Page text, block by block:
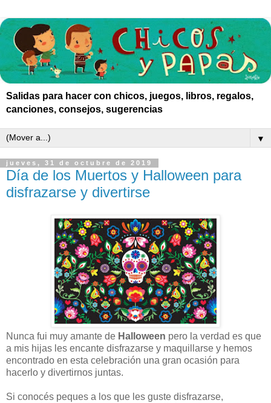
Salidas para hacer con chicos, juegos, libros, regalos,
canciones, consejos, sugerencias
▼
jueves, 31 de octubre de 2019
Día de los Muertos y Halloween para
disfrazarse y divertirse
Nunca fui muy amante de Halloween pero la verdad es que
a mis hijas les encante disfrazarse y maquillarse y hemos
encontrado en esta celebración una gran ocasión para
hacerlo y divertirnos juntas.
Si conocés peques a los que les guste disfrazarse,